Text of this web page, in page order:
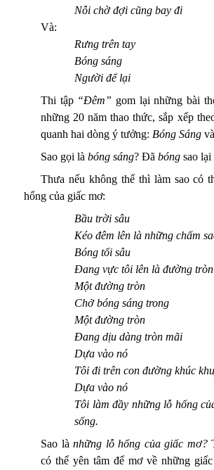
Nỗi chờ đợi cũng bay đi
Và:
Rưng trên tay
Bóng sáng
Người để lại
Thi tập “Đêm” gom lại những bài
những 20 năm thao thức, sắp xếp
quanh hai dòng ý tưởng: Bóng Sáng và
Sao gọi là bóng sáng? Đã bóng sao lại
Thưa nếu không thế thì làm sao có
hổng của giấc mơ:
Bầu trời sâu
Kéo đêm lên là những chấm
Bóng tối sâu
Đang vực tôi lên là đường tròn
Một đường tròn
Chở bóng sáng trong
Một đường tròn
Đang dịu dàng tròn mãi
Dựa vào nó
Tôi đi trên con đường khúc
Dựa vào nó
Tôi làm đầy những lỗ hổng
sống.
Sao là những lỗ hổng của giấc mơ?
có thể yên tâm để mơ về những